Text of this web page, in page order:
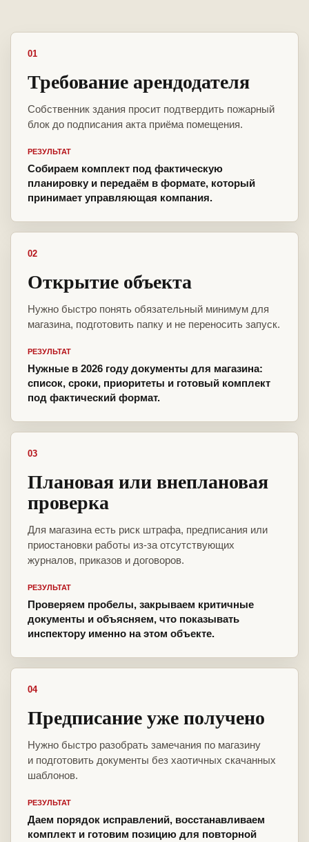
01
Требование арендодателя
Собственник здания просит подтвердить пожарный
блок до подписания акта приёма помещения.
РЕЗУЛЬТАТ
Собираем комплект под фактическую
планировку и передаём в формате, который
принимает управляющая компания.
02
Открытие объекта
Нужно быстро понять обязательный минимум для
магазина, подготовить папку и не переносить запуск.
РЕЗУЛЬТАТ
Нужные в 2026 году документы для магазина:
список, сроки, приоритеты и готовый комплект
под фактический формат.
03
Плановая или внеплановая
проверка
Для магазина есть риск штрафа, предписания или
приостановки работы из-за отсутствующих
журналов, приказов и договоров.
РЕЗУЛЬТАТ
Проверяем пробелы, закрываем критичные
документы и объясняем, что показывать
инспектору именно на этом объекте.
04
Предписание уже получено
Нужно быстро разобрать замечания по магазину
и подготовить документы без хаотичных скачанных
шаблонов.
РЕЗУЛЬТАТ
Даем порядок исправлений, восстанавливаем
комплект и готовим позицию для повторной